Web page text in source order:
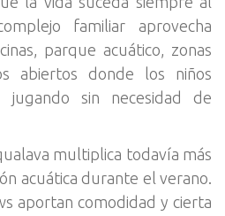
familiar aprovecha
parque acuático, zonas
abiertos donde los niños
jugando sin necesidad de
multiplica todavía más
acuática durante el verano.
aportan comodidad y cierta